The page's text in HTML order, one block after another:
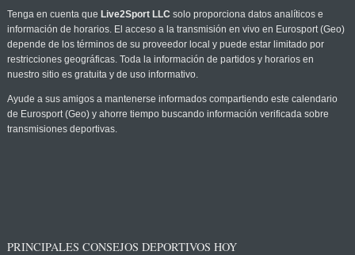
Tenga en cuenta que Live2Sport LLC solo proporciona datos analíticos e
información de horarios. El acceso a la transmisión en vivo en Eurosport (Geo)
depende de los términos de su proveedor local y puede estar limitado por
restricciones geográficas. Toda la información de partidos y horarios en
nuestro sitio es gratuita y de uso informativo.
Ayude a sus amigos a mantenerse informados compartiendo este calendario
de Eurosport (Geo) y ahorre tiempo buscando información verificada sobre
transmisiones deportivas.
PRINCIPALES CONSEJOS DEPORTIVOS HOY